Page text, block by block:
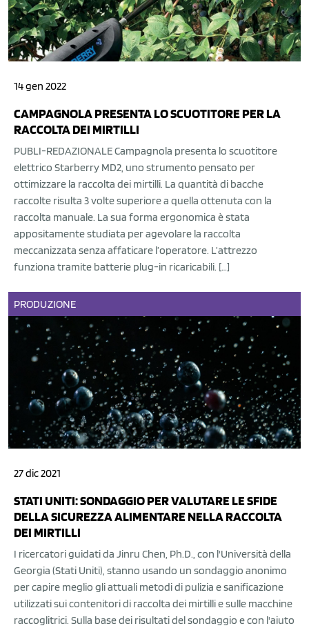
14 gen 2022
CAMPAGNOLA PRESENTA LO SCUOTITORE PER LA
RACCOLTA DEI MIRTILLI
PUBLI-REDAZIONALE Campagnola presenta lo scuotitore
elettrico Starberry MD2, uno strumento pensato per
ottimizzare la raccolta dei mirtilli. La quantità di bacche
raccolte risulta 3 volte superiore a quella ottenuta con la
raccolta manuale. La sua forma ergonomica è stata
appositamente studiata per agevolare la raccolta
meccanizzata senza affaticare l’operatore. L’attrezzo
funziona tramite batterie plug-in ricaricabili. […]
PRODUZIONE
27 dic 2021
STATI UNITI: SONDAGGIO PER VALUTARE LE SFIDE
DELLA SICUREZZA ALIMENTARE NELLA RACCOLTA
DEI MIRTILLI
I ricercatori guidati da Jinru Chen, Ph.D., con l'Università della
Georgia (Stati Uniti), stanno usando un sondaggio anonimo
per capire meglio gli attuali metodi di pulizia e sanificazione
utilizzati sui contenitori di raccolta dei mirtilli e sulle macchine
raccoglitrici. Sulla base dei risultati del sondaggio e con l'aiuto